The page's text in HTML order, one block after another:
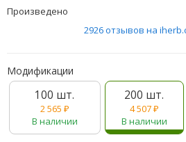
Произведено
2926 отзывов на
Модификации
100 шт.
2 565 ₽
В наличии
200 шт.
4 507₽
В наличии